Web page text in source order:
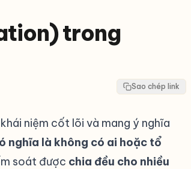
trong
Sao chép link
niệm cốt lõi và mang ý nghĩa
nghĩa là không có ai hoặc tổ
soát được chia đều cho nhiều